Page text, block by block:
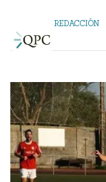
REDACCIÓN